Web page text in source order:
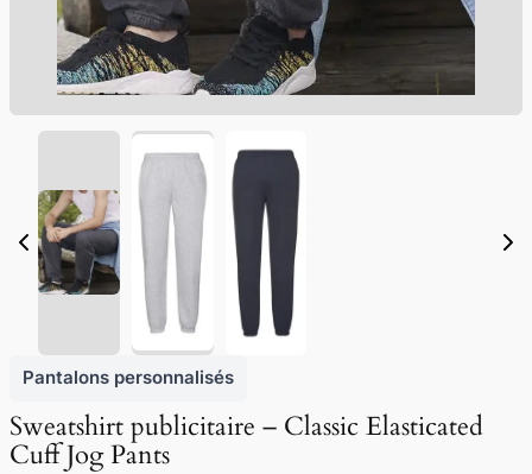
Pantalons personnalisés
Sweatshirt publicitaire – Classic Elasticated
Cuff Jog Pants